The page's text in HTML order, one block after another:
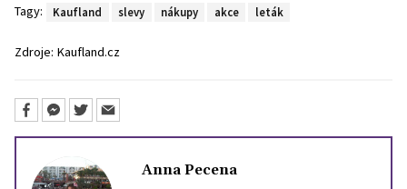
Tagy: Kaufland slevy nákupy akce leták
Zdroje: Kaufland.cz
Anna Pecena